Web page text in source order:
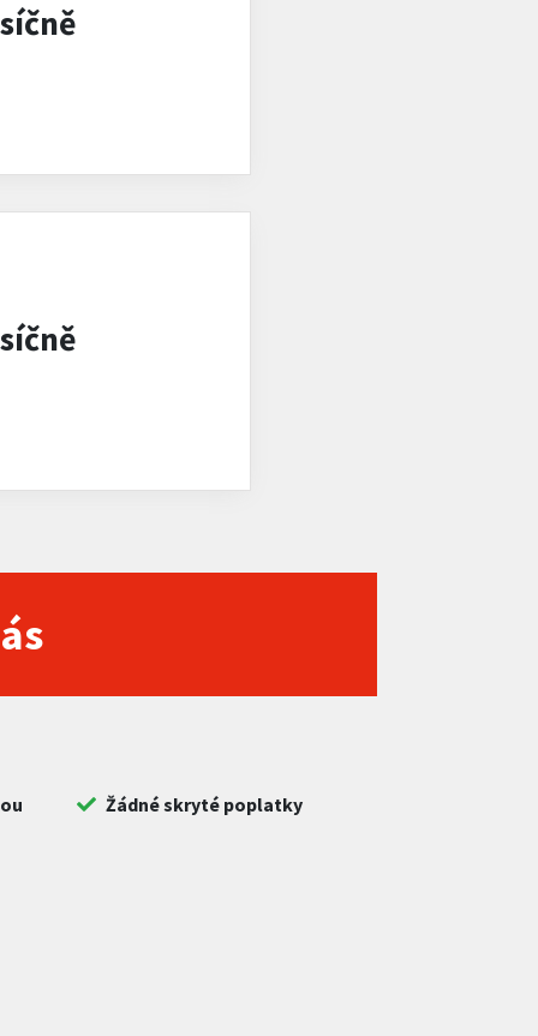
Žádné skryté poplatky